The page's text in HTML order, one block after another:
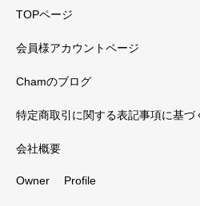
TOPページ
会員様アカウントページ
Chamのブログ
特定商取引に関する表記事項に基づ
会社概要
Owner Profile